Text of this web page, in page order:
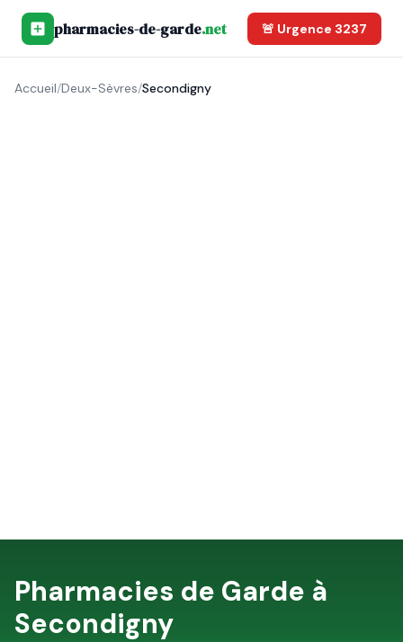
pharmacies-de-garde.net 🚨 Urgence 3237
Accueil/Deux-Sèvres/Secondigny
Pharmacies de Garde à
Secondigny